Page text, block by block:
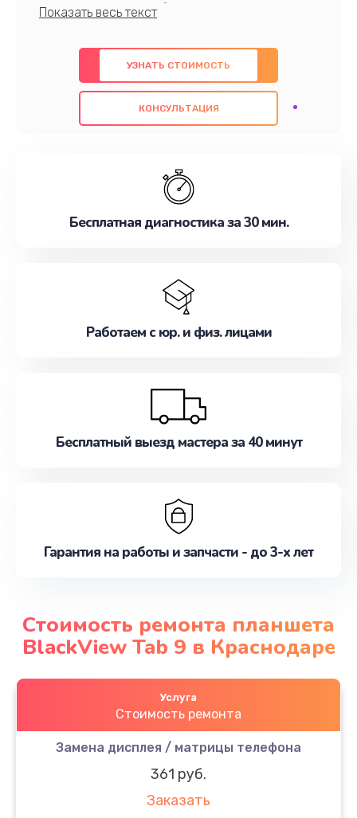
профессионалов с обширными знаниями и
предлагаем быстрый и качественный ремонт с
использованием оригинальных компонентов, а
также гарантируем качество всех
проведенных работ. Наша цель - предоставить
наилучшим образом. Не медлите записаться на
УЗНАТЬ СТОИМОСТЬ
КОНСУЛЬТАЦИЯ
Бесплатная диагностика за 30 мин.
Работаем с юр. и физ. лицами
Бесплатный выезд мастера за 40 минут
Гарантия на работы и запчасти - до 3-х лет
Стоимость ремонта планшета
BlackView Tab 9 в Краснодаре
Услуга
Стоимость ремонта
Замена дисплея / матрицы телефона
361 руб.
Заказать